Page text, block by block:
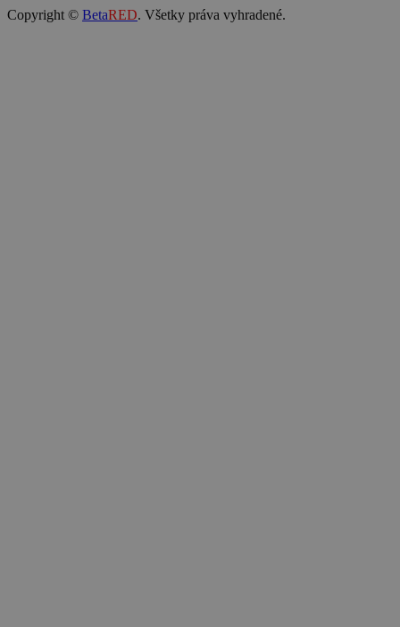
Copyright © BetaRED. Všetky práva vyhradené.